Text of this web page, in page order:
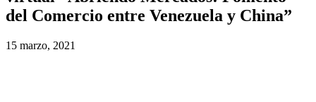
del Comercio entre Venezuela y China”
15 marzo, 2021